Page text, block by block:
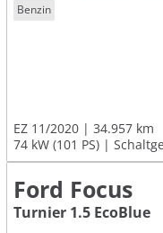
Benzin
EZ 11/2020
34.957 km
74 kW (101 PS)
Ford Focus
Turnier 1.5 EcoBlue